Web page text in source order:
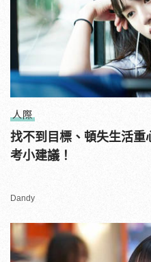
人際
找不到目標、頓失生活重
考小建議！
Dandy